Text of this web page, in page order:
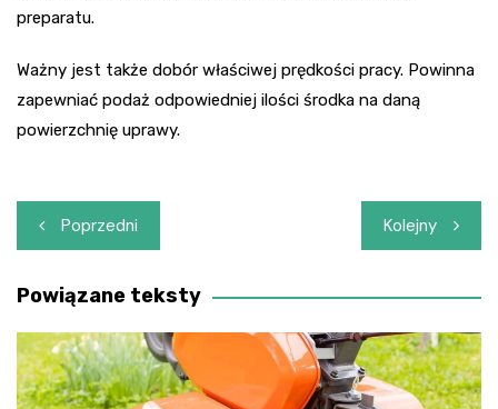
preparatu.
Ważny jest także dobór właściwej prędkości pracy. Powinna
zapewniać podaż odpowiedniej ilości środka na daną
powierzchnię uprawy.
Nawigacja
wpisu
Poprzedni Kolejny
Powiązane teksty